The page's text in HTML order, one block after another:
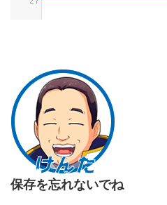
保存を忘れないでね